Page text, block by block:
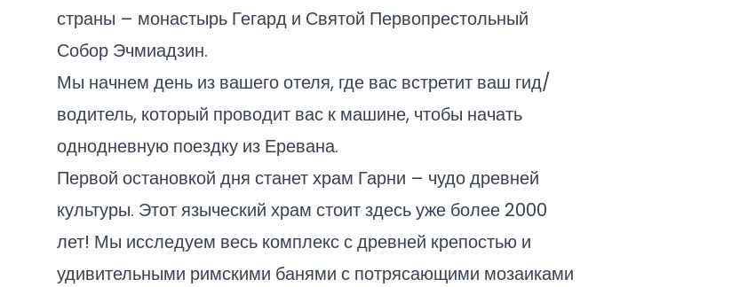
страны – монастырь Гегард и Святой Первопрестольный
Собор Эчмиадзин.
Мы начнем день из вашего отеля, где вас встретит ваш гид/
водитель, который проводит вас к машине, чтобы начать
однодневную поездку из Еревана.
Первой остановкой дня станет храм Гарни – чудо древней
культуры. Этот языческий храм стоит здесь уже более 2000
лет! Мы исследуем весь комплекс с древней крепостью и
удивительными римскими банями с потрясающими мозаиками